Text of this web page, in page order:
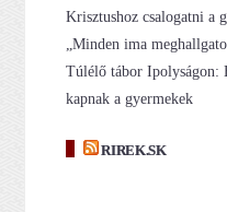
Krisztushoz csalogatni a
„Minden ima
Túlélő tábor Ipolyságon:
kapnak a gyermekek
RIREK.SK